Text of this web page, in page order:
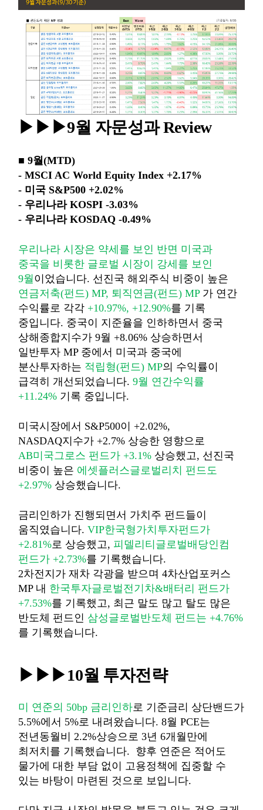
▶ ▶ ▶9월 자문성과 Review
■ 9월(MTD)
- MSCI AC World Equity Index +2.17%
- 미국 S&P500 +2.02%
- 우리나라 KOSPI -3.03%
- 우리나라 KOSDAQ -0.49%
우리나라 시장은 약세를 보인 반면 미국과
중국을 비롯한 글로벌 시장이 강세를 보인
9월 이었습니다. 선진국 해외주식 비중이 높은
연금저축(펀드) MP, 퇴직연금(펀드) MP 가 연간
수익률로 각각 +10.97%, +12.90%를 기록
중입니다. 중국이 지준율을 인하하면서 중국
상해종합지수가 9월 +8.06% 상승하면서
일반투자 MP 중에서 미국과 중국에
분산투자하는 적립형(펀드) MP의 수익률이
급격히 개선되었습니다. 9월 연간수익률
+11.24% 기록 중입니다.
미국시장에서 S&P500이 +2.02%,
NASDAQ지수가 +2.7% 상승한 영향으로
AB미국그로스 펀드가 +3.1% 상승했고, 선진국
비중이 높은 에셋플러스글로벌리치 펀드도
+2.97% 상승했습니다.
금리인하가 진행되면서 가치주 펀드들이
움직였습니다. VIP한국형가치투자펀드가
+2.81%로 상승했고, 피델리티글로벌배당인컴
펀드가 +2.73%를 기록했습니다.
2차전지가 재차 각광을 받으며 4차산업포커스
MP내 한국투자글로벌전기차&배터리 펀드가
+7.53%를 기록했고, 최근 말도 많고 탈도 많은
반도체 펀드인 삼성글로벌반도체 펀드는 +4.76%
를 기록했습니다.
▶ ▶ ▶10월 투자전략
미 연준의 50bp 금리인하로 기준금리 상단밴드가
5.5%에서 5%로 내려왔습니다. 8월 PCE는
전년동월비 2.2%상승으로 3년 6개월만에
최저치를 기록했습니다. 향후 연준은 적어도
물가에 대한 부담 없이 고용정책에 집중할 수
있는 바탕이 마련된 것으로 보입니다.